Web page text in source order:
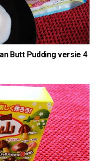
Butt Pudding versie 4